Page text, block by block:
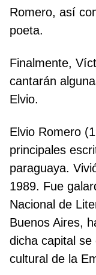
Romero, así
poeta.
Finalmente,
cantarán
Elvio.
Elvio Romero
principales
paraguaya.
1989. Fue
Nacional de
Buenos Aires,
dicha capital
cultural de la